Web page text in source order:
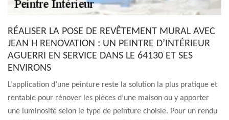
RÉALISER LA POSE DE REVÊTEMENT MURAL AVEC
JEAN H RENOVATION : UN PEINTRE D’INTÉRIEUR
AGUERRI EN SERVICE DANS LE 64130 ET SES
ENVIRONS
L’application d’une peinture reste la solution la plus pratique et
rentable pour rénover les pièces d’une maison ou y apporter
une luminosité selon le type de peinture choisie. Pour un rendu